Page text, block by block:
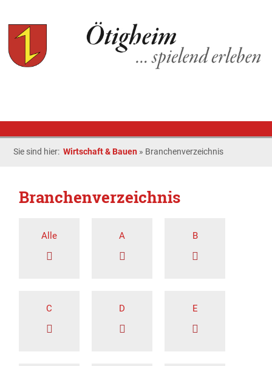
Sie sind hier:Wirtschaft & Bauen » Branchenverzeichnis
Branchenverzeichnis
Alle A B
C D E